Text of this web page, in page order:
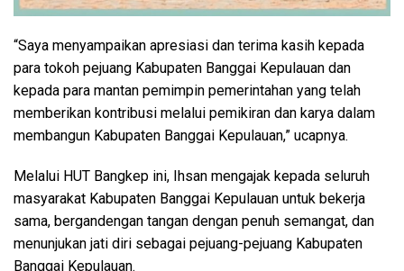
“Saya menyampaikan apresiasi dan terima kasih kepada
para tokoh pejuang Kabupaten Banggai Kepulauan dan
kepada para mantan pemimpin pemerintahan yang telah
memberikan kontribusi melalui pemikiran dan karya dalam
membangun Kabupaten Banggai Kepulauan,” ucapnya.
Melalui HUT Bangkep ini, Ihsan mengajak kepada seluruh
masyarakat Kabupaten Banggai Kepulauan untuk bekerja
sama, bergandengan tangan dengan penuh semangat, dan
menunjukan jati diri sebagai pejuang-pejuang Kabupaten
Banggai Kepulauan.